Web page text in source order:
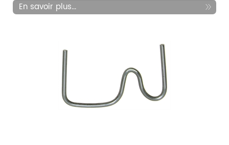
En savoir plus...